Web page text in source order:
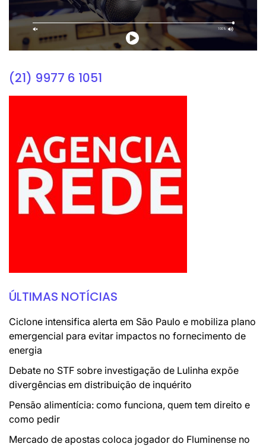
(21) 9977 6 1051
ÚLTIMAS NOTÍCIAS
Ciclone intensifica alerta em São Paulo e mobiliza plano
emergencial para evitar impactos no fornecimento de
energia
Debate no STF sobre investigação de Lulinha expõe
divergências em distribuição de inquérito
Pensão alimentícia: como funciona, quem tem direito e
como pedir
Mercado de apostas coloca jogador do Fluminense no